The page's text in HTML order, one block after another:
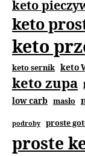
keto
keto
keto
keto sernik keto
keto zupa
low carb masło
podroby proste
proste